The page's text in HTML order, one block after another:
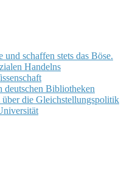
und schaffen stets das Böse.
Handelns
deutschen Bibliotheken
die Gleichstellungspolitik